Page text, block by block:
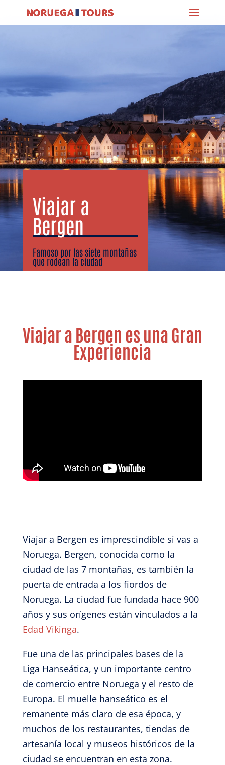
Viajar a
Bergen
Famoso por las siete montañas
que rodean la ciudad
Viajar a Bergen es una Gran
Experiencia
Viajar a Bergen es imprescindible si vas a
Noruega. Bergen, conocida como la
ciudad de las 7 montañas, es también la
puerta de entrada a los fiordos de
Noruega. La ciudad fue fundada hace 900
años y sus orígenes están vinculados a la
Edad Vikinga.
Fue una de las principales bases de la
Liga Hanseática, y un importante centro
de comercio entre Noruega y el resto de
Europa. El muelle hanseático es el
remanente más claro de esa época, y
muchos de los restaurantes, tiendas de
artesanía local y museos históricos de la
ciudad se encuentran en esta zona.